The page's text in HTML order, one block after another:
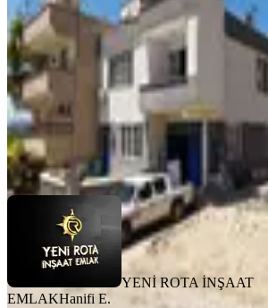
3+1· 200 m² · 31.07.2026
8.000.000 ₺
YENİ ROTA İNŞAAT EMLAK
Ara
YENİ ROTA İNŞAAT
EMLAKHanifi E.